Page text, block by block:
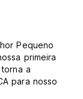
Pequeno
primeira
a
para nosso